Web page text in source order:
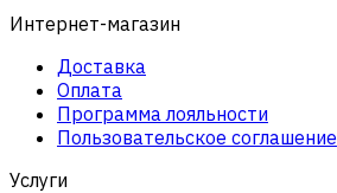
Интернет-магазин
Доставка
Оплата
Программа лояльности
Пользовательское соглашение
Услуги